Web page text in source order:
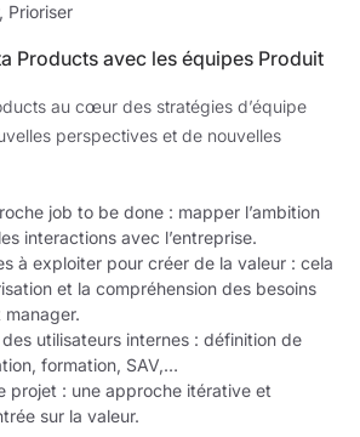
Prioriser
Products avec les équipes Produit
au cœur des stratégies d’équipe
perspectives et de nouvelles
job to be done : mapper l’ambition
interactions avec l’entreprise.
à exploiter pour créer de la valeur : cela
et la compréhension des besoins
utilisateurs internes : définition de
formation, SAV,…
projet : une approche itérative et
sur la valeur.